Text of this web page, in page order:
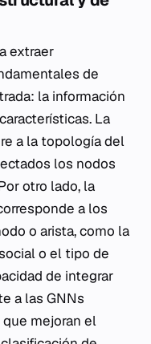
extraer
de
la información
La
a la topología del
los nodos
otro lado, la
a los
o arista, como la
o el tipo de
de integrar
a las GNNs
mejoran el